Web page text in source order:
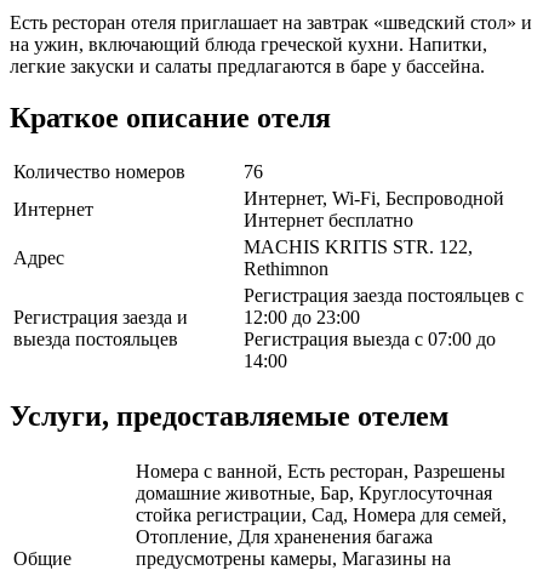
Есть ресторан отеля приглашает на завтрак «шведский стол» и
на ужин, включающий блюда греческой кухни. Напитки,
легкие закуски и салаты предлагаются в баре у бассейна.
Краткое описание отеля
Количество номеров
76
Интернет
Интернет, Wi-Fi, Беспроводной
Интернет бесплатно
Адрес
MACHIS KRITIS STR. 122,
Rethimnon
Регистрация заезда и
выезда постояльцев
Регистрация заезда постояльцев с
12:00 до 23:00
Регистрация выезда с 07:00 до
14:00
Услуги, предоставляемые отелем
Общие
Номера с ванной, Есть ресторан, Разрешены
домашние животные, Бар, Круглосуточная
стойка регистрации, Сад, Номера для семей,
Отопление, Для храненения багажа
предусмотрены камеры, Магазины на